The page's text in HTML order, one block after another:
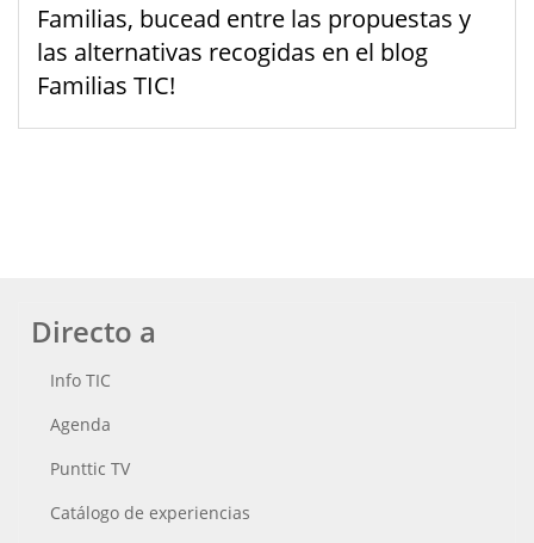
Familias, bucead entre las propuestas y
las alternativas recogidas en el blog
Familias TIC!
Directo a
Info TIC
Agenda
Punttic TV
Catálogo de experiencias